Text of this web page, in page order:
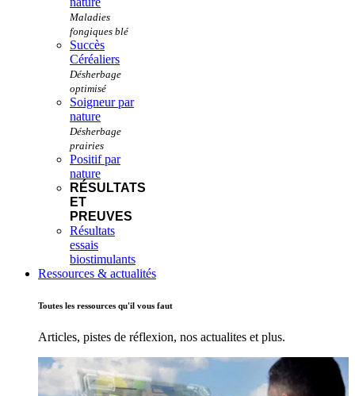
Succès
Céréaliers
Soigneur par
nature
Positif par
nature
RÉSULTATS
ET
PREUVES
Résultats
essais
biostimulants
Ressources & actualités
Toutes les ressources qu'il vous faut
Articles, pistes de réflexion, nos actualites et plus.